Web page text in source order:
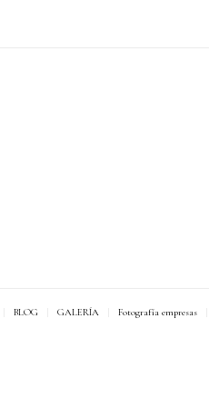
BLOG GALERÍA Fotografía empresas